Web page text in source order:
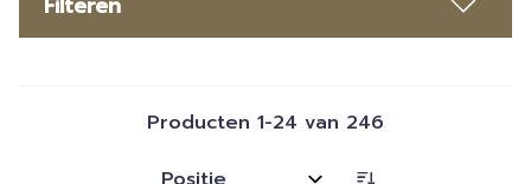
Producten 1-24 van 246